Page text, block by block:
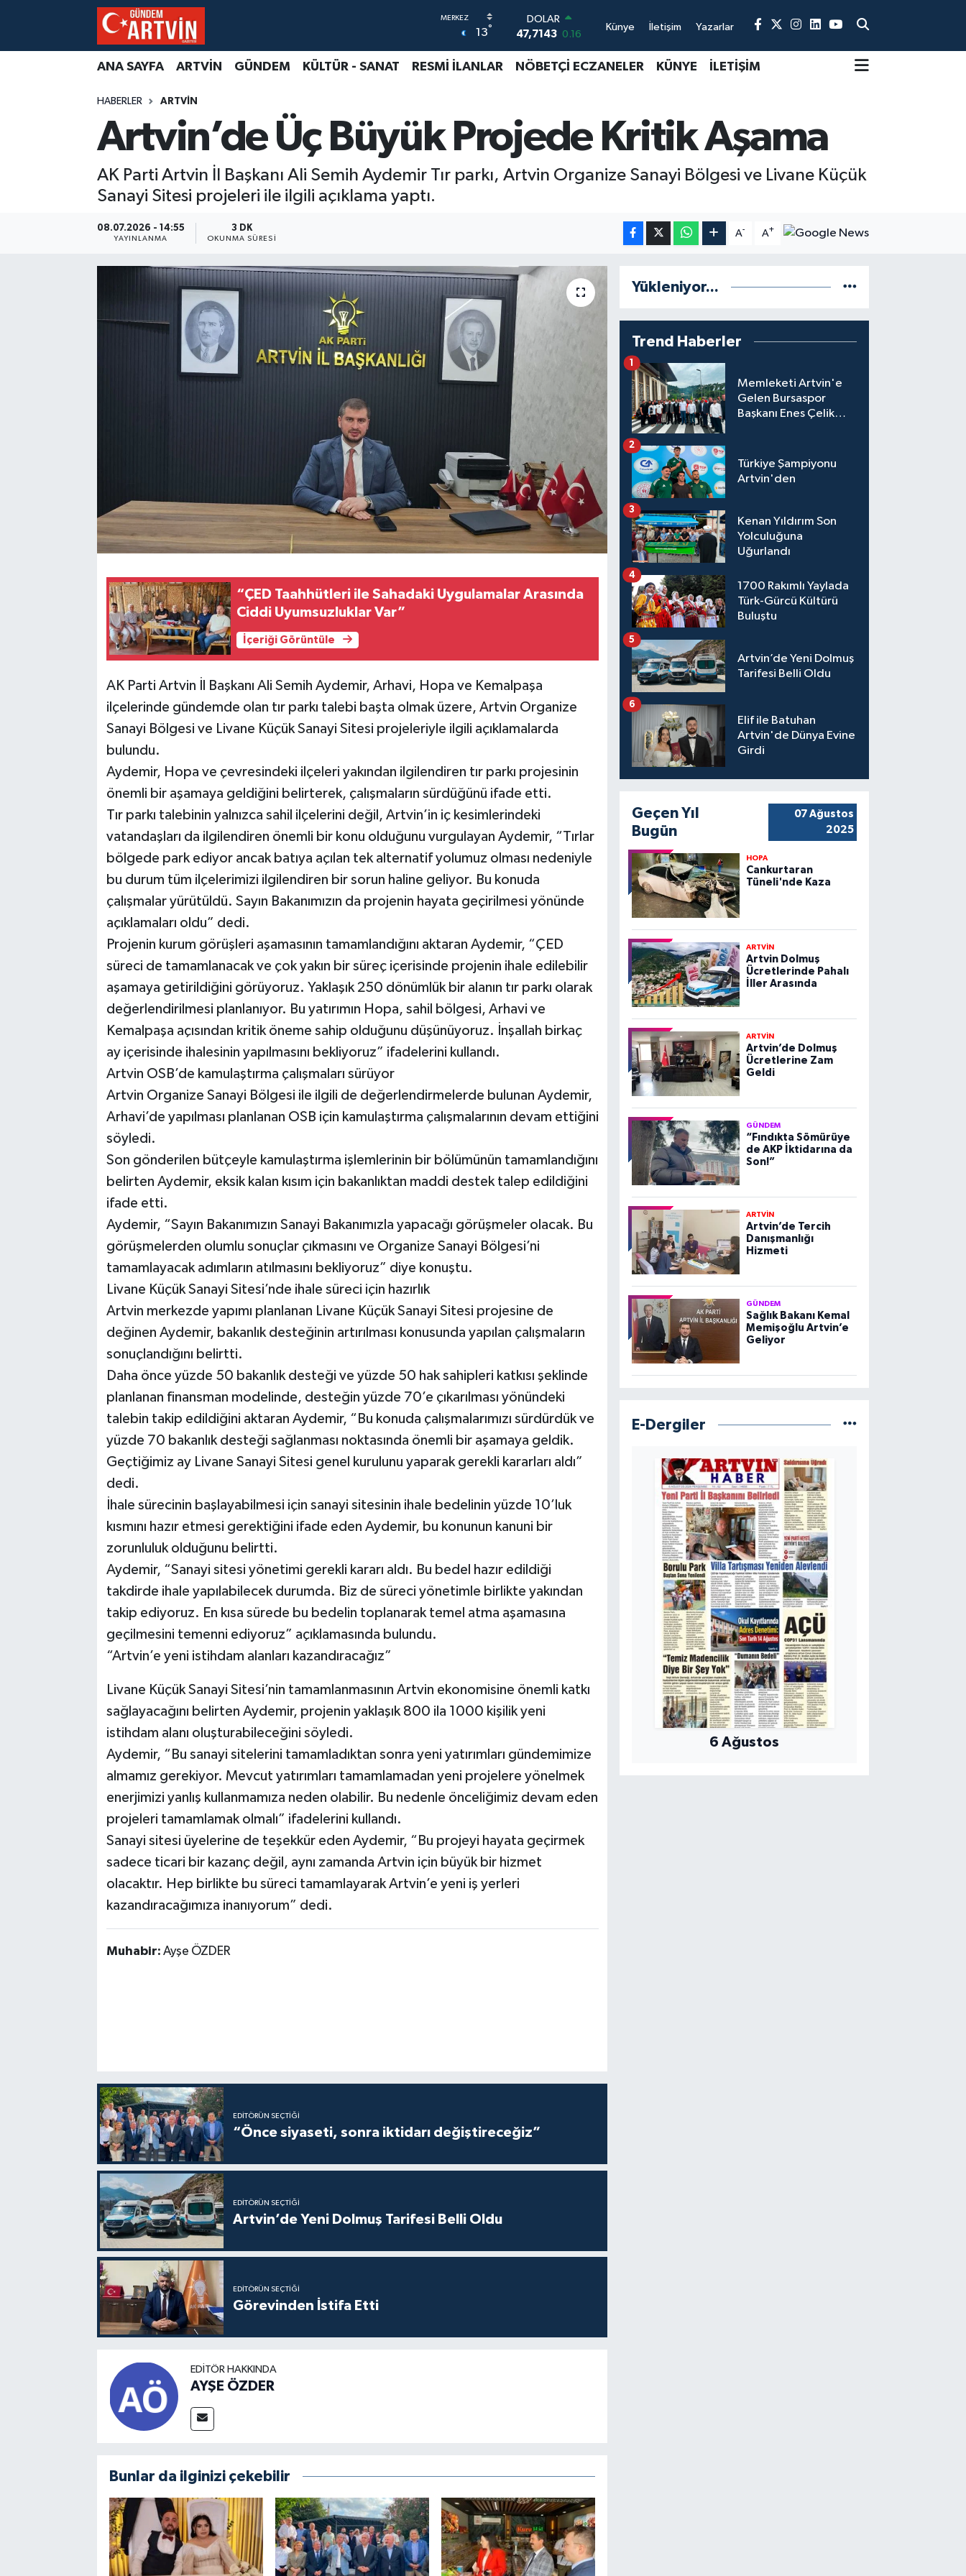
13°
DOLAR
47,7143 0.16
EURO
55,0317 -0.02
6510.40
0.45
BİST100
13.799
BITCOIN
-0.63
Künye İletişim Yazarlar
ANA SAYFA ARTVİN GÜNDEM KÜLTÜR - SANAT RESMİ İLANLAR NÖBETÇİ ECZANELER KÜNYE İLETİŞİM
HABERLER ARTVİN
Artvin’de Üç Büyük Projede Kritik Aşama
AK Parti Artvin İl Başkanı Ali Semih Aydemir Tır parkı, Artvin Organize Sanayi Bölgesi ve Livane Küçük
Sanayi Sitesi projeleri ile ilgili açıklama yaptı.
08.07.2026 - 14:55
YAYINLANMA
3 DK
OKUNMA SÜRESI
A- A+
“ÇED Taahhütleri ile Sahadaki Uygulamalar Arasında
Ciddi Uyumsuzluklar Var”
İçeriği Görüntüle
AK Parti Artvin İl Başkanı Ali Semih Aydemir, Arhavi, Hopa ve Kemalpaşa
ilçelerinde gündemde olan tır parkı talebi başta olmak üzere, Artvin Organize
Sanayi Bölgesi ve Livane Küçük Sanayi Sitesi projeleriyle ilgili açıklamalarda
bulundu.
Aydemir, Hopa ve çevresindeki ilçeleri yakından ilgilendiren tır parkı projesinin
önemli bir aşamaya geldiğini belirterek, çalışmaların sürdüğünü ifade etti.
Tır parkı talebinin yalnızca sahil ilçelerini değil, Artvin’in iç kesimlerindeki
vatandaşları da ilgilendiren önemli bir konu olduğunu vurgulayan Aydemir, “Tırlar
bölgede park ediyor ancak batıya açılan tek alternatif yolumuz olması nedeniyle
bu durum tüm ilçelerimizi ilgilendiren bir sorun haline geliyor. Bu konuda
çalışmalar yürütüldü. Sayın Bakanımızın da projenin hayata geçirilmesi yönünde
açıklamaları oldu” dedi.
Projenin kurum görüşleri aşamasının tamamlandığını aktaran Aydemir, “ÇED
süreci de tamamlanacak ve çok yakın bir süreç içerisinde projenin ihale edilebilir
aşamaya getirildiğini görüyoruz. Yaklaşık 250 dönümlük bir alanın tır parkı olarak
değerlendirilmesi planlanıyor. Bu yatırımın Hopa, sahil bölgesi, Arhavi ve
Kemalpaşa açısından kritik öneme sahip olduğunu düşünüyoruz. İnşallah birkaç
ay içerisinde ihalesinin yapılmasını bekliyoruz” ifadelerini kullandı.
Artvin OSB’de kamulaştırma çalışmaları sürüyor
Artvin Organize Sanayi Bölgesi ile ilgili de değerlendirmelerde bulunan Aydemir,
Arhavi’de yapılması planlanan OSB için kamulaştırma çalışmalarının devam ettiğini
söyledi.
Son gönderilen bütçeyle kamulaştırma işlemlerinin bir bölümünün tamamlandığını
belirten Aydemir, eksik kalan kısım için bakanlıktan maddi destek talep edildiğini
ifade etti.
Aydemir, “Sayın Bakanımızın Sanayi Bakanımızla yapacağı görüşmeler olacak. Bu
görüşmelerden olumlu sonuçlar çıkmasını ve Organize Sanayi Bölgesi’ni
tamamlayacak adımların atılmasını bekliyoruz” diye konuştu.
Livane Küçük Sanayi Sitesi’nde ihale süreci için hazırlık
Artvin merkezde yapımı planlanan Livane Küçük Sanayi Sitesi projesine de
değinen Aydemir, bakanlık desteğinin artırılması konusunda yapılan çalışmaların
sonuçlandığını belirtti.
Daha önce yüzde 50 bakanlık desteği ve yüzde 50 hak sahipleri katkısı şeklinde
planlanan finansman modelinde, desteğin yüzde 70’e çıkarılması yönündeki
talebin takip edildiğini aktaran Aydemir, “Bu konuda çalışmalarımızı sürdürdük ve
yüzde 70 bakanlık desteği sağlanması noktasında önemli bir aşamaya geldik.
Geçtiğimiz ay Livane Sanayi Sitesi genel kurulunu yaparak gerekli kararları aldı”
dedi.
İhale sürecinin başlayabilmesi için sanayi sitesinin ihale bedelinin yüzde 10’luk
kısmını hazır etmesi gerektiğini ifade eden Aydemir, bu konunun kanuni bir
zorunluluk olduğunu belirtti.
Aydemir, “Sanayi sitesi yönetimi gerekli kararı aldı. Bu bedel hazır edildiği
takdirde ihale yapılabilecek durumda. Biz de süreci yönetimle birlikte yakından
takip ediyoruz. En kısa sürede bu bedelin toplanarak temel atma aşamasına
geçilmesini temenni ediyoruz” açıklamasında bulundu.
“Artvin’e yeni istihdam alanları kazandıracağız”
Livane Küçük Sanayi Sitesi’nin tamamlanmasının Artvin ekonomisine önemli katkı
sağlayacağını belirten Aydemir, projenin yaklaşık 800 ila 1000 kişilik yeni
istihdam alanı oluşturabileceğini söyledi.
Aydemir, “Bu sanayi sitelerini tamamladıktan sonra yeni yatırımları gündemimize
almamız gerekiyor. Mevcut yatırımları tamamlamadan yeni projelere yönelmek
enerjimizi yanlış kullanmamıza neden olabilir. Bu nedenle önceliğimiz devam eden
projeleri tamamlamak olmalı” ifadelerini kullandı.
Sanayi sitesi üyelerine de teşekkür eden Aydemir, “Bu projeyi hayata geçirmek
sadece ticari bir kazanç değil, aynı zamanda Artvin için büyük bir hizmet
olacaktır. Hep birlikte bu süreci tamamlayarak Artvin’e yeni iş yerleri
kazandıracağımıza inanıyorum” dedi.
Muhabir: Ayşe ÖZDER
EDITÖRÜN SEÇTIĞI
“Önce siyaseti, sonra iktidarı değiştireceğiz”
EDITÖRÜN SEÇTIĞI
Artvin’de Yeni Dolmuş Tarifesi Belli Oldu
EDITÖRÜN SEÇTIĞI
Görevinden İstifa Etti
EDITÖR HAKKINDA
AYŞE ÖZDER
Bunlar da ilginizi çekebilir
Yükleniyor...
Trend Haberler
Memleketi Artvin'e
Gelen Bursaspor
Başkanı Enes Çelik
1
Türkiye Şampiyonu
Artvin'den
2
Kenan Yıldırım Son
Yolculuğuna
Uğurlandı
3
1700 Rakımlı Yaylada
Türk-Gürcü Kültürü
Buluştu
4
Artvin’de Yeni Dolmuş
Tarifesi Belli Oldu
5
Elif ile Batuhan
Artvin'de Dünya Evine
Girdi
6
Geçen Yıl
Bugün
07 Ağustos
2025
HOPA
Cankurtaran
Tüneli'nde Kaza
ARTVİN
Artvin Dolmuş
Ücretlerinde Pahalı
İller Arasında
ARTVİN
Artvin’de Dolmuş
Ücretlerine Zam
Geldi
GÜNDEM
“Fındıkta Sömürüye
de AKP İktidarına da
Son!”
ARTVİN
Artvin’de Tercih
Danışmanlığı
Hizmeti
GÜNDEM
Sağlık Bakanı Kemal
Memişoğlu Artvin’e
Geliyor
E-Dergiler
6 Ağustos